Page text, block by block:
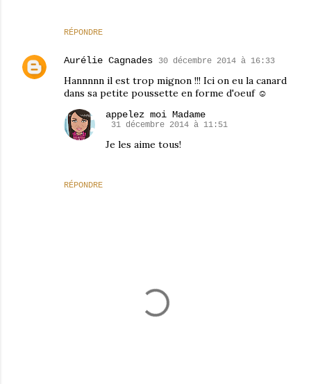
RÉPONDRE
Aurélie Cagnades 30 décembre 2014 à 16:33
Hannnnn il est trop mignon !!! Ici on eu la canard
dans sa petite poussette en forme d'oeuf ☺
RÉPONDRE
appelez moi Madame
31 décembre 2014 à 11:51
Je les aime tous!